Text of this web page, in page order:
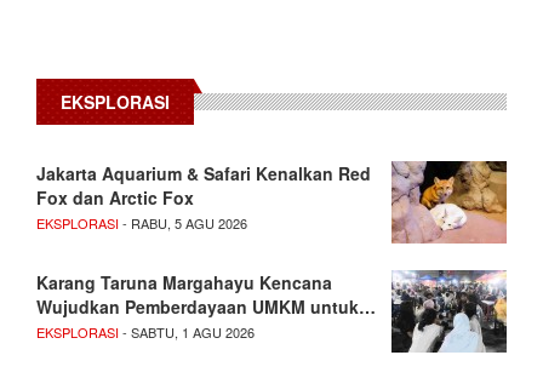
EKSPLORASI
Jakarta Aquarium & Safari Kenalkan Red
Fox dan Arctic Fox
EKSPLORASI- RABU, 5 AGU 2026
Karang Taruna Margahayu Kencana
Wujudkan Pemberdayaan UMKM untuk…
EKSPLORASI- SABTU, 1 AGU 2026